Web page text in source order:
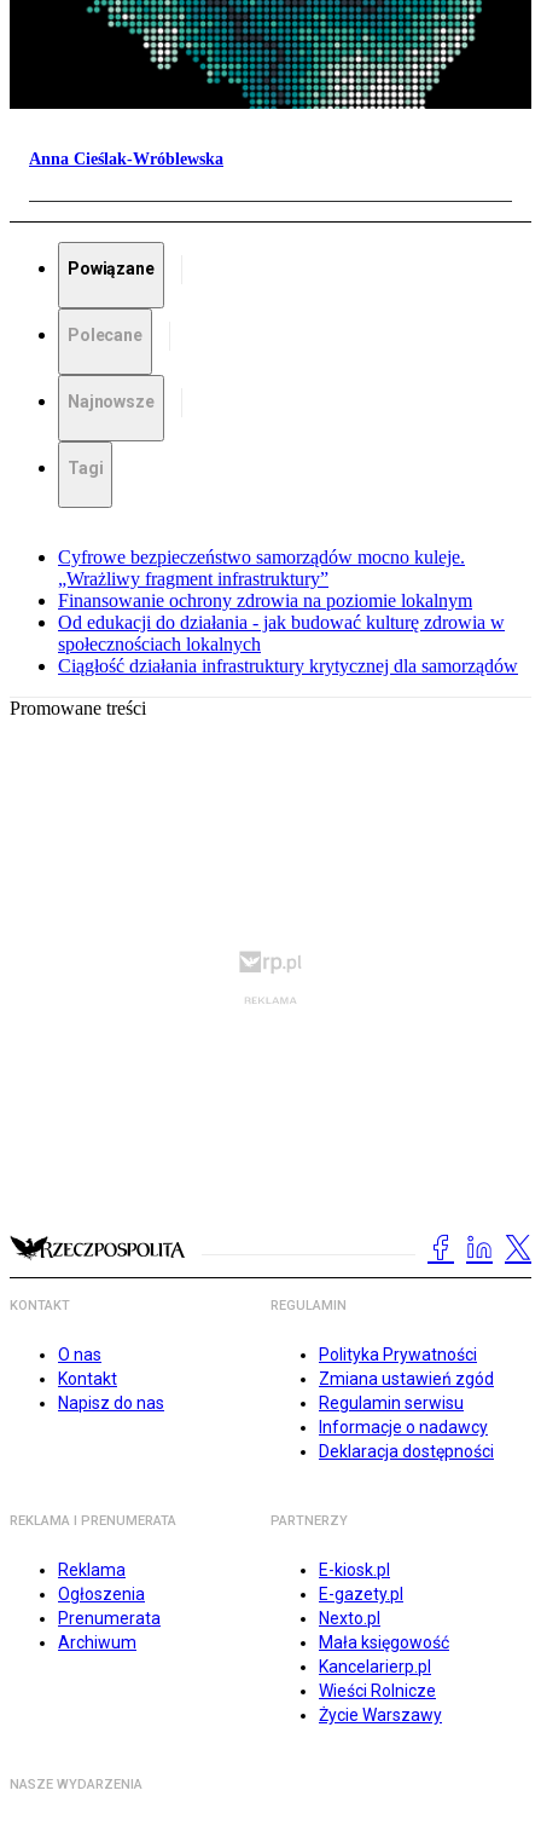
Anna Cieślak-Wróblewska
Powiązane
Polecane
Najnowsze
Tagi
Cyfrowe bezpieczeństwo samorządów mocno kuleje.
„Wrażliwy fragment infrastruktury”
Finansowanie ochrony zdrowia na poziomie lokalnym
Od edukacji do działania - jak budować kulturę zdrowia w
społecznościach lokalnych
Ciągłość działania infrastruktury krytycznej dla samorządów
Promowane treści
KONTAKT
O nas
Kontakt
Napisz do nas
REGULAMIN
Polityka Prywatności
Zmiana ustawień zgód
Regulamin serwisu
Informacje o nadawcy
Deklaracja dostępności
REKLAMA I PRENUMERATA
Reklama
Ogłoszenia
Prenumerata
Archiwum
PARTNERZY
E-kiosk.pl
E-gazety.pl
Nexto.pl
Mała księgowość
Kancelarierp.pl
Wieści Rolnicze
Życie Warszawy
NASZE WYDARZENIA